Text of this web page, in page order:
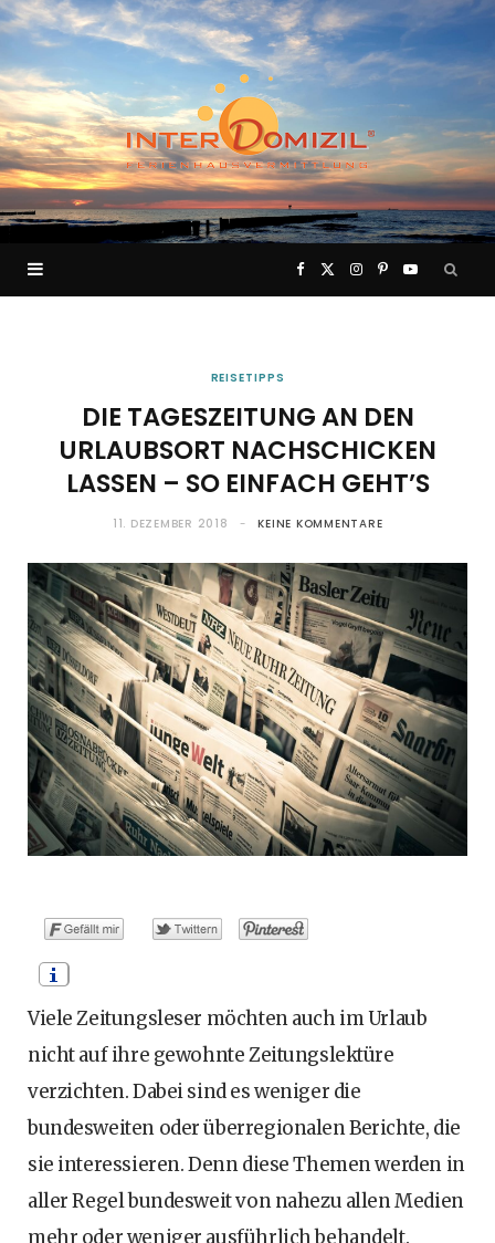
F
e
b
o
k
X
w
t
)
I
a
r
a
m
P
t
e
s
t
Y
u
e
REISETIPPS
DIE TAGESZEITUNG AN DEN
URLAUBSORT NACHSCHICKEN
LASSEN – SO EINFACH GEHT’S
11. DEZEMBER 2018 KEINE KOMMENTARE
Viele Zeitungsleser möchten auch im Urlaub
nicht auf ihre gewohnte Zeitungslektüre
verzichten. Dabei sind es weniger die
bundesweiten oder überregionalen Berichte, die
sie interessieren. Denn diese Themen werden in
aller Regel bundesweit von nahezu allen Medien
mehr oder weniger ausführlich behandelt.